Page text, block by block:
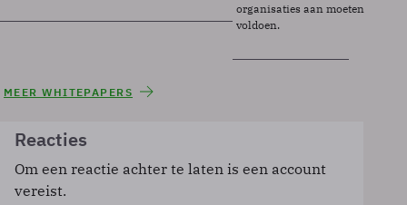
organisaties aan moeten
voldoen.
MEER WHITEPAPERS
Reacties
Om een reactie achter te laten is een account
vereist.